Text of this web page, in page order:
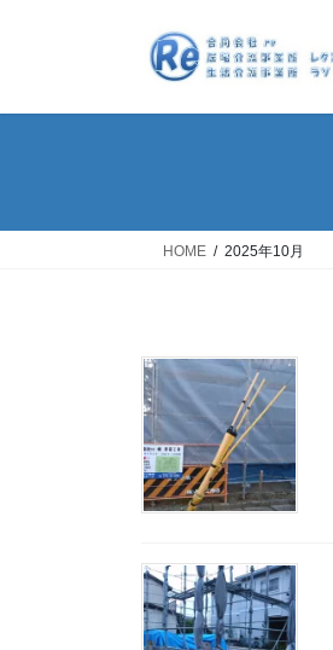
HOME 2025年10月